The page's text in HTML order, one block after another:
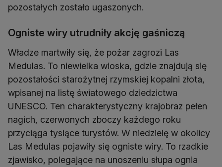
pozostałych zostało ugaszonych.
Ogniste wiry utrudniły akcję gaśniczą
Władze martwiły się, że pożar zagrozi Las
Medulas. To niewielka wioska, gdzie znajdują się
pozostałości starożytnej rzymskiej kopalni złota,
wpisanej na listę światowego dziedzictwa
UNESCO. Ten charakterystyczny krajobraz pełen
nagich, czerwonych zboczy każdego roku
przyciąga tysiące turystów. W niedzielę w okolicy
Las Medulas pojawiły się ogniste wiry. To rzadkie
zjawisko, polegające na unoszeniu słupa ognia